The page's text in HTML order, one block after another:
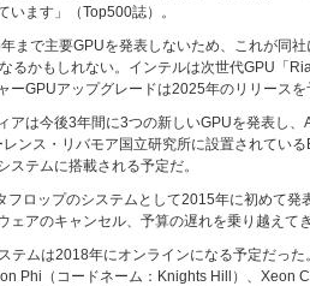
います」（Top500誌）。
まで主要GPUを発表しないため、これが同
るかもしれない。インテルは次世代GPU「
ーGPUアップグレードは2025年のリリースを
アは今後3年間に3つの新しいGPUを発表し、
レンス・リバモア国立研究所に設置されてい
ステムに搭載される予定だ。
フロップのシステムとして2015年に初めて発
ェアのキャンセル、予算の遅れを乗り越えてき
テムは2018年にオンラインになる予定だった
Phi（コードネーム：Knights Hill）、Xeon